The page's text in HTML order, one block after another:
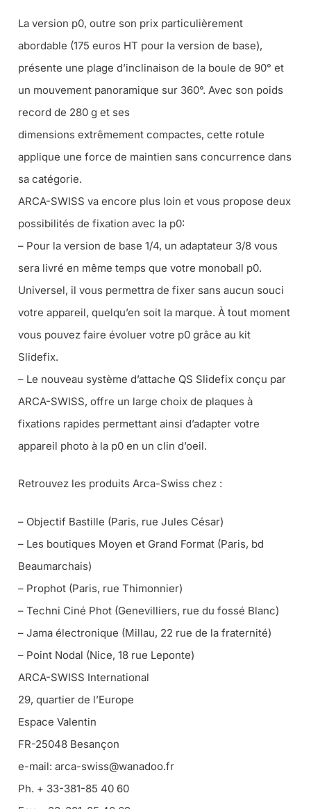
La version p0, outre son prix particulièrement
abordable (175 euros HT pour la version de base),
présente une plage d’inclinaison de la boule de 90° et
un mouvement panoramique sur 360°. Avec son poids
record de 280 g et ses
dimensions extrêmement compactes, cette rotule
applique une force de maintien sans concurrence dans
sa catégorie.
ARCA-SWISS va encore plus loin et vous propose deux
possibilités de fixation avec la p0:
– Pour la version de base 1/4, un adaptateur 3/8 vous
sera livré en même temps que votre monoball p0.
Universel, il vous permettra de fixer sans aucun souci
votre appareil, quelqu’en soit la marque. À tout moment
vous pouvez faire évoluer votre p0 grâce au kit
Slidefix.
– Le nouveau système d’attache QS Slidefix conçu par
ARCA-SWISS, offre un large choix de plaques à
fixations rapides permettant ainsi d’adapter votre
appareil photo à la p0 en un clin d’oeil.
Retrouvez les produits Arca-Swiss chez :
– Objectif Bastille (Paris, rue Jules César)
– Les boutiques Moyen et Grand Format (Paris, bd
Beaumarchais)
– Prophot (Paris, rue Thimonnier)
– Techni Ciné Phot (Genevilliers, rue du fossé Blanc)
– Jama électronique (Millau, 22 rue de la fraternité)
– Point Nodal (Nice, 18 rue Leponte)
ARCA-SWISS International
29, quartier de l’Europe
Espace Valentin
FR-25048 Besançon
e-mail: arca-swiss@wanadoo.fr
Ph. + 33-381-85 40 60